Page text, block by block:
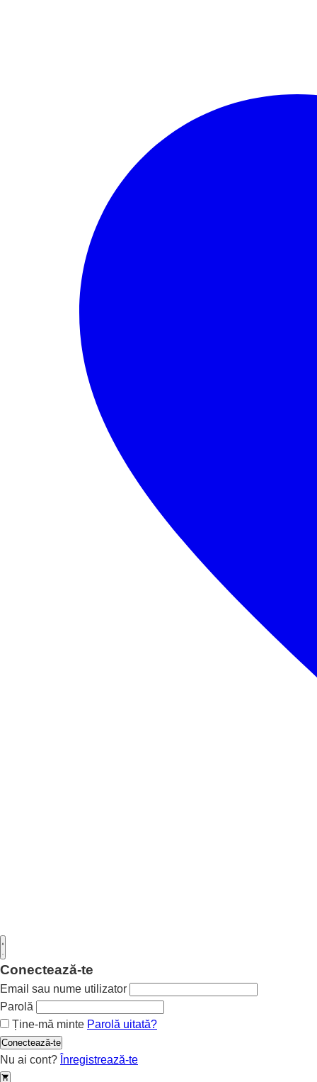
Conectează-te
Email sau nume utilizator
Parolă
Ține-mă minte Parolă uitată?
Conectează-te
Nu ai cont? Înregistrează-te